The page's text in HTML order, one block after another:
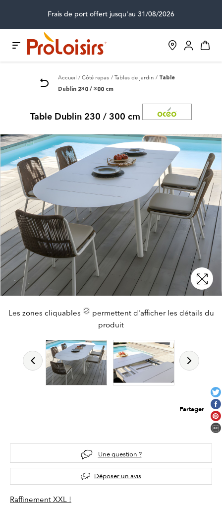
Frais de port offert jusqu'au 31/08/2026
Accueil Côté repas Tables de jardin Table
Dublin 230 / 300 cm
Table Dublin 230 / 300 cm
Les zones cliquables
permettent d'afficher les détails du
produit
Les zones cliquables
permettent d'afficher les détails du
produit
Partager
Une question ?
Déposer un avis
Raffinement XXL !